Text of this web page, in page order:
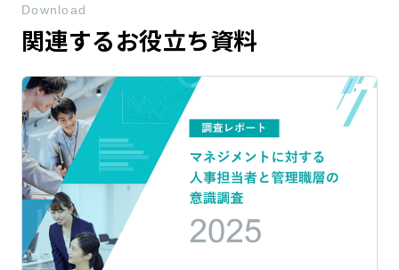
関連するお役立ち資料
Download